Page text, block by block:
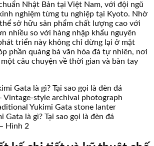
Nhật Bản tại Việt Nam, với đội ngũ
nghiệm từng tu nghiệp tại Kyoto. Nhờ
sở hữu sản phẩm chất lượng cao với
nhiều so với hàng nhập khẩu nguyên
triển này không chỉ dừng lại ở mặt
phần quảng bá văn hóa đá tự nhiên, nơi
câu chuyện về thời gian và bàn tay
Gata là gì? Tại sao gọi là đèn đá
Hình 2